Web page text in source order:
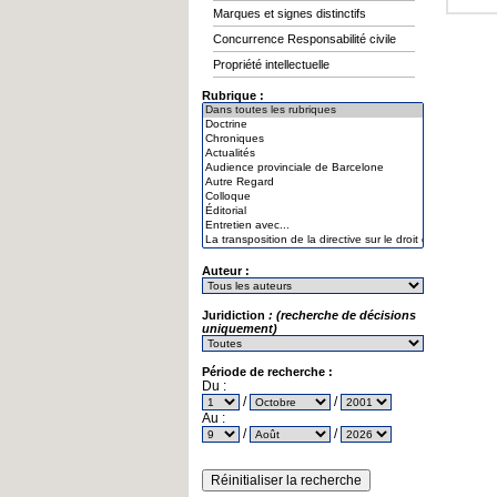
Marques et signes distinctifs
Concurrence Responsabilité civile
Propriété intellectuelle
Rubrique :
Auteur :
Juridiction : (recherche de décisions
uniquement)
Période de recherche :
Du :
/
/
Au :
/
/